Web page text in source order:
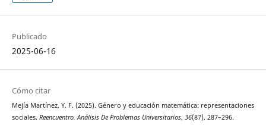
Publicado
2025-06-16
Cómo citar
Mejía Martínez, Y. F. (2025). Género y educación matemática: representaciones
sociales. Reencuentro. Análisis De Problemas Universitarios, 36(87), 287–296.